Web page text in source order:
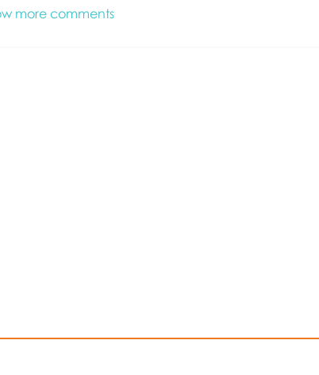
more comments